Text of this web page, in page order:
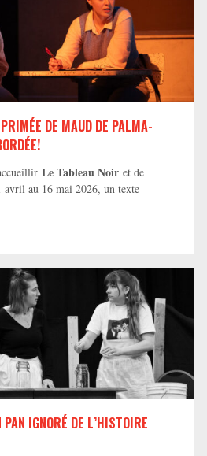
DE MAUD DE PALMA-
Le Tableau Noir et de
avril au 16 mai 2026, un texte
IGNORÉ DE L’HISTOIRE